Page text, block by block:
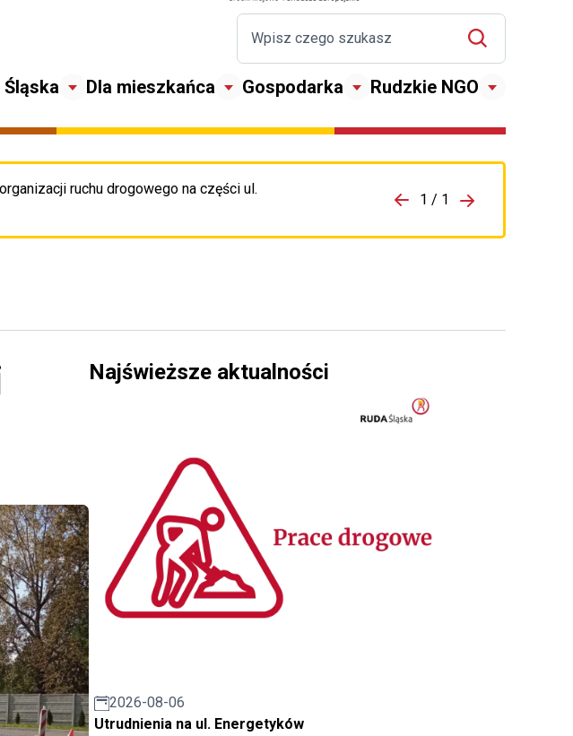
Śląska Dla mieszkańca Gospodarka Rudzkie NGO
ruchu drogowego na części ul.
Przejdź do porzpedniego komunikatu 1 / 1
Przejdź do
Najświeższe aktualności
2026-08-06
Utrudnienia na ul. Energetyków